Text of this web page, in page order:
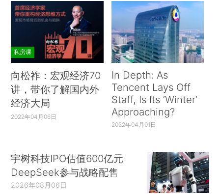
私房课
向松祚：宏观经济70
讲，带你了解国内外
经济大局
2022年04月06日
In Depth: As
Tencent Lays Off
Staff, Is Its ‘Winter’
Approaching?
2022年04月01日
宇树科技IPO估值600亿元
DeepSeek参与战略配售
2026年08月06日